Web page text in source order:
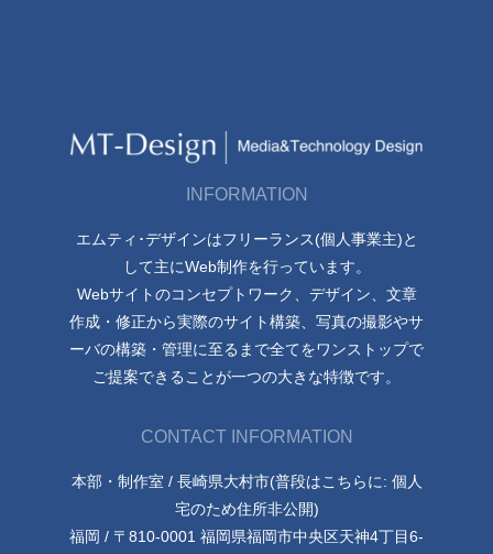
INFORMATION
エムティ･デザインはフリーランス(個人事業主)と
して主にWeb制作を行っています。
Webサイトのコンセプトワーク、デザイン、文章
作成・修正から実際のサイト構築、写真の撮影やサ
ーバの構築・管理に至るまで全てをワンストップで
ご提案できることが一つの大きな特徴です。
CONTACT INFORMATION
本部・制作室 / 長崎県大村市(普段はこちらに: 個人
宅のため住所非公開)
福岡 / 〒810-0001 福岡県福岡市中央区天神4丁目6-